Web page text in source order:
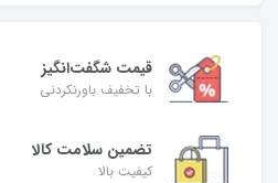
قیمت شگفت‌انگیز
با تخفیف باورنکردنی
تضمین سلامت کالا
کیفیت بالا